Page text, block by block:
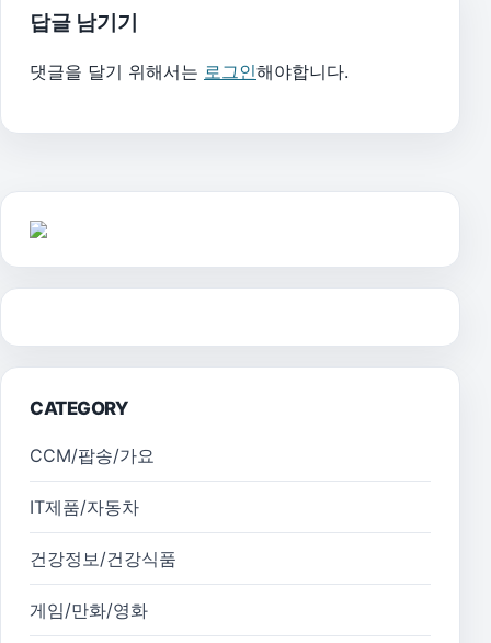
답글 남기기
댓글을 달기 위해서는 로그인해야합니다.
CATEGORY
CCM/팝송/가요
IT제품/자동차
건강정보/건강식품
게임/만화/영화